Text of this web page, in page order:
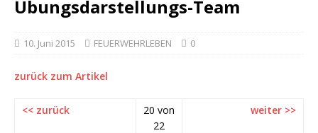
Übungsdarstellungs-Team
10. Juni 2015 FEUERWEHRLEBEN 0
zurück zum Artikel
<< zurück
20 von
22
weiter >>